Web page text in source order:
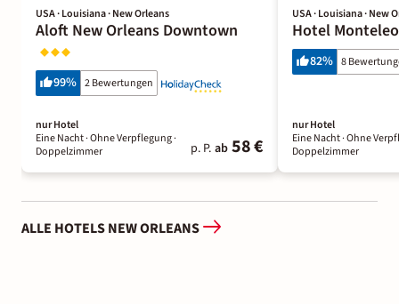
USA · Louisiana · New Orleans
Aloft New Orleans Downtown
99% 2 Bewertungen
nur Hotel
Eine Nacht· Ohne Verpflegung·
Doppelzimmer
p. P. ab 58 €
USA · Louisiana · New
Hotel
82% 8
nur Hotel
Eine Nacht· Ohne
Doppelzimmer
ALLE HOTELS NEW ORLEANS